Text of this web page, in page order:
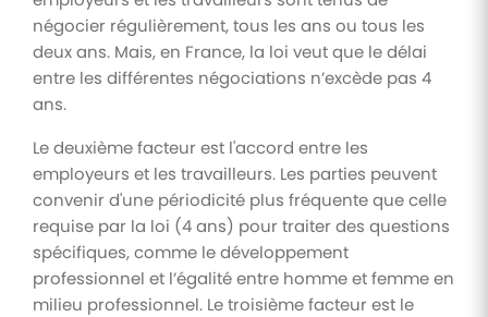
négocier régulièrement, tous les ans ou tous les
deux ans. Mais, en France, la loi veut que le délai
entre les différentes négociations n’excède pas 4
ans.
Le deuxième facteur est l'accord entre les
employeurs et les travailleurs. Les parties peuvent
convenir d'une périodicité plus fréquente que celle
requise par la loi (4 ans) pour traiter des questions
spécifiques, comme le développement
professionnel et l’égalité entre homme et femme en
milieu professionnel. Le troisième facteur est le